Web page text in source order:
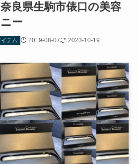
良県生駒市俵口の美容
ー
テム 2019-08-07 2023-10-19